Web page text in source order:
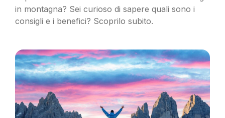
in montagna? Sei curioso di sapere quali sono i
consigli e i benefici? Scoprilo subito.